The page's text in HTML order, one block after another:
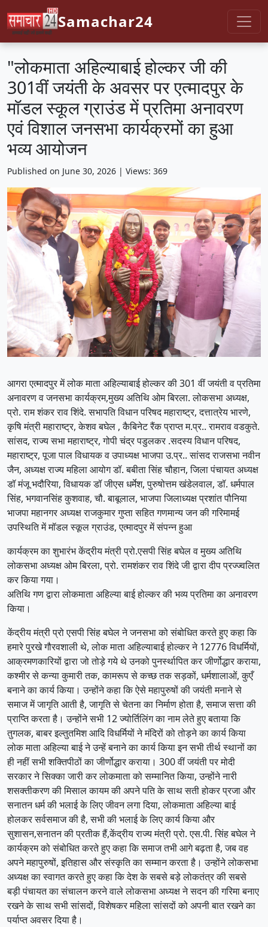
Samachar24
"लोकमाता अहिल्याबाई होल्कर जी की
301वीं जयंती के अवसर पर एत्मादपुर के
मॉडल स्कूल ग्राउंड में प्रतिमा अनावरण
एवं विशाल जनसभा कार्यक्रमों का हुआ
भव्य आयोजन
Published on June 30, 2026 | Views: 369
आगरा एत्मादपुर में लोक माता अहिल्याबाई होल्कर की 301 वीं जयंती व प्रतिमा
अनावरण व जनसभा कार्यक्रम,मुख्य अतिथि ओम बिरला. लोकसभा अध्यक्ष,
प्रो. राम शंकर राव शिंदे. सभापति विधान परिषद महाराष्ट्र, दत्तात्रेय भारणे,
कृषि मंत्री महाराष्ट्र, केशव बघेल , कैबिनेट रैंक प्राप्त म.प्र.. रामराव वडकुते.
सांसद, राज्य सभा महाराष्ट्र, गोपी चंद्र पडुलकर .सदस्य विधान परिषद,
महाराष्ट्र, पूजा पाल विधायक व उपाध्यक्ष भाजपा उ.प्र.. सांसद राजसभा नवीन
जैन, अध्यक्ष राज्य महिला आयोग डॉ. बबीता सिंह चौहान, जिला पंचायत अध्यक्ष
डॉ मंजू भदौरिया, विधायक डॉ जीएस धर्मेश, पुरुषोत्तम खंडेलवाल, डॉ. धर्मपाल
सिंह, भगवानसिंह कुशवाह, चौ. बाबूलाल, भाजपा जिलाध्यक्ष प्रशांत पौनिया
भाजपा महानगर अध्यक्ष राजकुमार गुप्ता सहित गणमान्य जन की गरिमामई
उपस्थिति में मॉडल स्कूल ग्राउंड, एत्मादपुर में संपन्न हुआ
कार्यक्रम का शुभारंभ केंद्रीय मंत्री प्रो.एसपी सिंह बघेल व मुख्य अतिथि
लोकसभा अध्यक्ष ओम बिरला, प्रो. रामशंकर राव शिंदे जी द्वारा दीप प्रज्ज्वलित
कर किया गया।
अतिथि गण द्वारा लोकमाता अहिल्या बाई होल्कर की भव्य प्रतिमा का अनावरण
किया।
केंद्रीय मंत्री प्रो एसपी सिंह बघेल ने जनसभा को संबोधित करते हुए कहा कि
हमारे पुरखे गौरवशाली थे, लोक माता अहिल्याबाई होल्कर ने 12776 विधर्मियों,
आक्रमणकारियों द्वारा जो तोड़े गये थे उनको पुनर्स्थापित कर जीर्णोद्धार कराया,
कश्मीर से कन्या कुमारी तक, कामरूप से कच्छ तक सड़कों, धर्मशालाओं, कुएँ
बनाने का कार्य किया। उन्होंने कहा कि ऐसे महापुरुषों की जयंती मनाने से
समाज में जागृति आती है, जागृति से चेतना का निर्माण होता है, समाज सत्ता की
प्राप्ति करता है। उन्होंने सभी 12 ज्योर्तिलिंग का नाम लेते हुए बताया कि
तुगलक, बाबर इल्तुतमिश आदि विधर्मियों ने मंदिरों को तोड़ने का कार्य किया
लोक माता अहिल्या बाई ने उन्हें बनाने का कार्य किया इन सभी तीर्थ स्थानों का
ही नहीं सभी शक्तिपीठों का जीर्णोद्धार कराया। 300 वीं जयंती पर मोदी
सरकार ने सिक्का जारी कर लोकमाता को सम्मानित किया, उन्होंने नारी
शसक्तीकरण की मिसाल कायम की अपने पति के साथ सती होकर प्रजा और
सनातन धर्म की भलाई के लिए जीवन लगा दिया, लोकमाता अहिल्या बाई
होलकर सर्वसमाज की है, सभी की भलाई के लिए कार्य किया और
सुशासन,सनातन की प्रतीक हैं,केंद्रीय राज्य मंत्री प्रो. एस.पी. सिंह बघेल ने
कार्यक्रम को संबोधित करते हुए कहा कि समाज तभी आगे बढ़ता है, जब वह
अपने महापुरुषों, इतिहास और संस्कृति का सम्मान करता है। उन्होंने लोकसभा
अध्यक्ष का स्वागत करते हुए कहा कि देश के सबसे बड़े लोकतंत्र की सबसे
बड़ी पंचायत का संचालन करने वाले लोकसभा अध्यक्ष ने सदन की गरिमा बनाए
रखने के साथ सभी सांसदों, विशेषकर महिला सांसदों को अपनी बात रखने का
पर्याप्त अवसर दिया है।